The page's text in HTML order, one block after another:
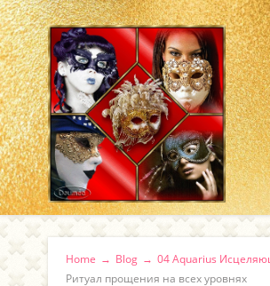
Home → Blog → 04 Aquarius
Ритуал прощения на всех уровнях